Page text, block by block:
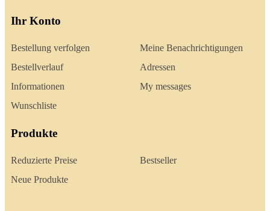
Ihr Konto
Bestellung verfolgen
Bestellverlauf
Informationen
Wunschliste
Meine Benachrichtigungen
Adressen
My messages
Produkte
Reduzierte Preise
Neue Produkte
Bestseller